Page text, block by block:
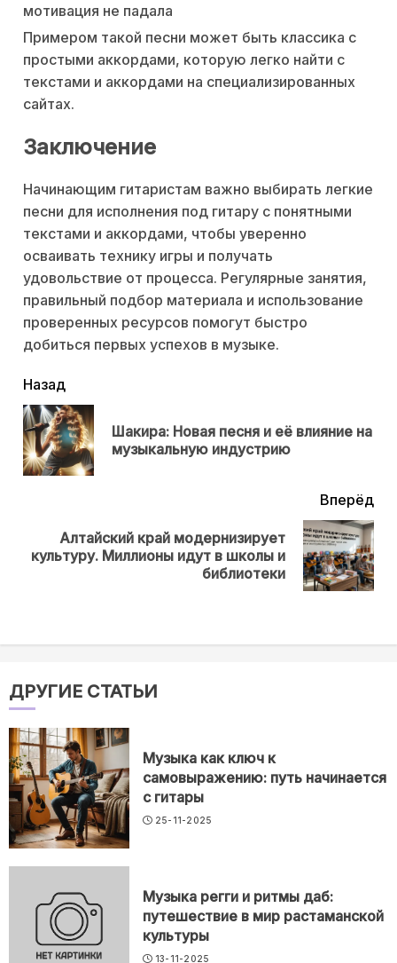
мотивация не падала
Примером такой песни может быть классика с
простыми аккордами, которую легко найти с
текстами и аккордами на специализированных
сайтах.
Заключение
Начинающим гитаристам важно выбирать легкие
песни для исполнения под гитару с понятными
текстами и аккордами, чтобы уверенно
осваивать технику игры и получать
удовольствие от процесса. Регулярные занятия,
правильный подбор материала и использование
проверенных ресурсов помогут быстро
добиться первых успехов в музыке.
читать
еще
Назад
Шакира: Новая песня и её влияние на
музыкальную индустрию
Вперёд
Next
Алтайский край модернизирует
культуру. Миллионы идут в школы и
библиотеки
ДРУГИЕ СТАТЬИ
Музыка как ключ к
самовыражению: путь начинается
с гитары
25-11-2025
Музыка регги и ритмы даб:
путешествие в мир растаманской
культуры
13-11-2025